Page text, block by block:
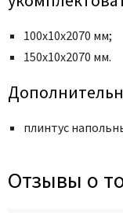
Torex
Tupai
Uberture
Venezia Unique
Verum
Zadoor
100х10х2070 мм;
150х10х2070 мм.
плинтус
Отзывы о